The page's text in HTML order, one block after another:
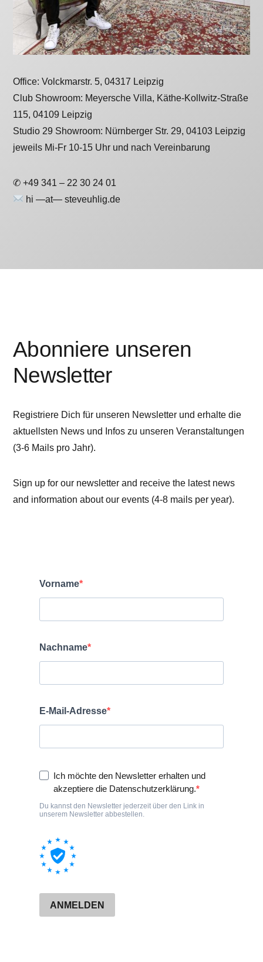
Office: Volckmarstr. 5, 04317 Leipzig
Club Showroom: Meyersche Villa, Käthe-Kollwitz-Straße
115, 04109 Leipzig
Studio 29 Showroom: Nürnberger Str. 29, 04103 Leipzig
jeweils Mi-Fr 10-15 Uhr und nach Vereinbarung
✆ +49 341 – 22 30 24 01
hi —at— steveuhlig.de
Abonniere unseren
Newsletter
Registriere Dich für unseren Newsletter und erhalte die
aktuellsten News und Infos zu unseren Veranstaltungen
(3-6 Mails pro Jahr).
Sign up for our newsletter and receive the latest news
and information about our events (4-8 mails per year).